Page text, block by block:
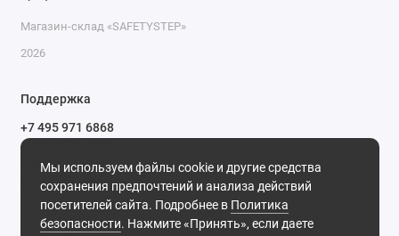
Мы используем файлы cookie и другие средства
сохранения предпочтений и анализа действий
посетителей сайта. Подробнее в Политика
безопасности. Нажмите «Принять», если даете
Магазин-склад «SAFETYSTEP»
2026
Поддержка
+7 495 971 6868
+7 963 971 6868
8 800 222 16 88
Обратный звонок
ПН-ПТ: 9.00-18.00 СБ: 10.00-11.00